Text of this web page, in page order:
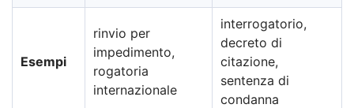
Esempi
rinvio per
impedimento,
rogatoria
internazionale
interrogatorio,
decreto di
citazione,
sentenza di
condanna